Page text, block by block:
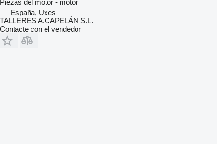
Piezas del motor - motor
España, Uxes
TALLERES A.CAPELÁN S.L.
Contacte con el vendedor